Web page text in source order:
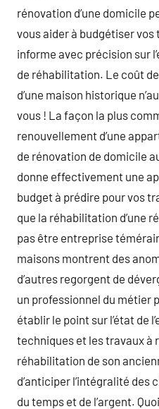
rénovation d’une domicile
vous aider à budgétiser
informe avec précision sur
de réhabilitation. Le coût
d’une maison historique
vous ! La façon la plus
renouvellement d’une
de rénovation de domicile
donne effectivement une
budget à prédire pour vos
que la réhabilitation d’une
pas être entreprise
maisons montrent des
d’autres regorgent de
un professionnel du métier
établir le point sur l’état de
techniques et les travaux à
réhabilitation de son
d’anticiper l’intégralité
du temps et de l’argent.